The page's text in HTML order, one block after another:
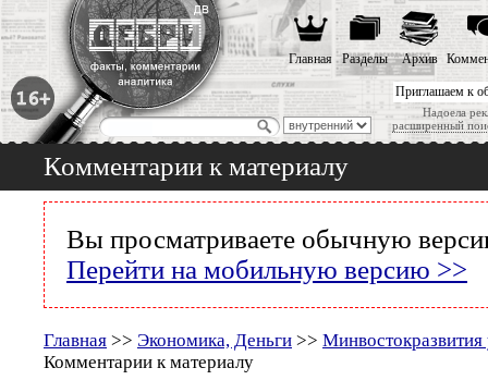
Приглашаем к
Надоела
расширенный
Главная Разделы Архив
Комментарии к материалу
Вы просматриваете обычную
Перейти на мобильную версию >>
Главная >> Экономика, Деньги >> Минвостокразвития
Комментарии к материалу